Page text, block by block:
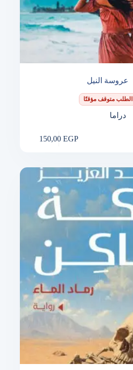
عروسة النيل
الطلب متوقف مؤقتًا
دراما
150,00EGP